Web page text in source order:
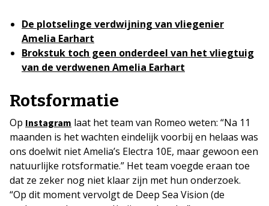
De plotselinge verdwijning van vliegenier
Amelia Earhart
Brokstuk toch geen onderdeel van het vliegtuig
van de verdwenen Amelia Earhart
Rotsformatie
Op Instagram laat het team van Romeo weten: “Na 11
maanden is het wachten eindelijk voorbij en helaas was
ons doelwit niet Amelia’s Electra 10E, maar gewoon een
natuurlijke rotsformatie.” Het team voegde eraan toe
dat ze zeker nog niet klaar zijn met hun onderzoek.
“Op dit moment vervolgt de Deep Sea Vision (de